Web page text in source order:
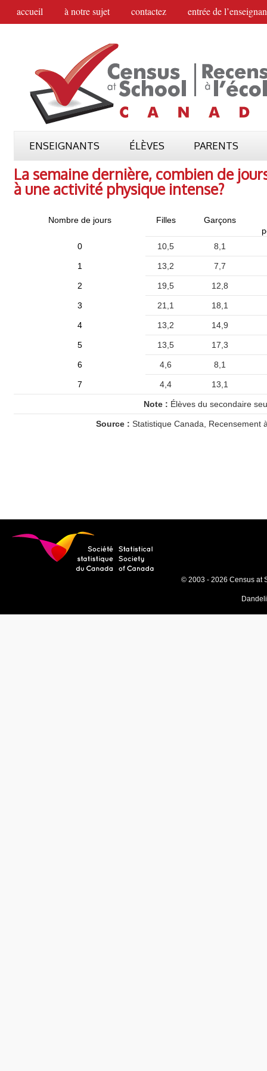
accueil à notre sujet contactez entrée de
ENSEIGNANTS ÉLÈVES PARENTS
La semaine dernière, combien de
à une activité physique intense?
Nombre de jours Filles
Garçons
0
10,5 8,1
1 13,2 7,7
2 19,5 12,8
3 21,1 18,1
4 13,2 14,9
5 13,5 17,3
6 4,6 8,1
7 4,4 13,1
Note : Élèves du secondaire
Source : Statistique Canada, Recensement
© 2003 - 2026 Census at